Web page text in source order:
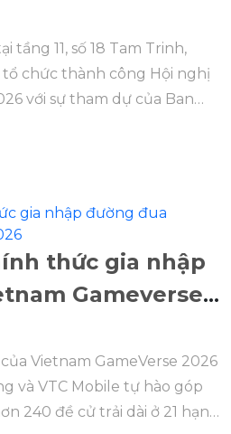
tầng 11, số 18 Tam Trinh,
tổ chức thành công Hội nghị
với sự tham dự của Ban
bộ, nhân viên.
thức gia nhập
Gameverse
Vietnam GameVerse 2026
và VTC Mobile tự hào góp
240 đề cử trải dài ở 21 hạng